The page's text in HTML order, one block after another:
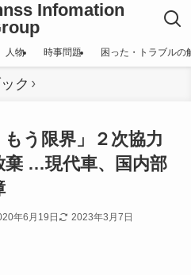
Infomation
人物 時事問題 困った・トラブルの
ク
もう限界」２次協力
棄 …現代車、国内部
年6月19日 2023年3月7日